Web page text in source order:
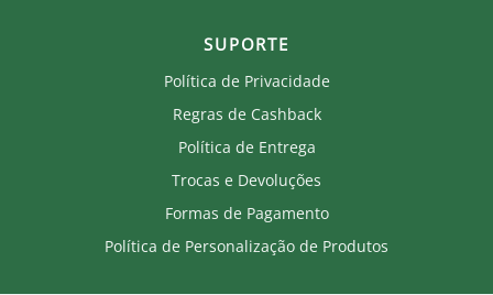
SUPORTE
Política de Privacidade
Regras de Cashback
Política de Entrega
Trocas e Devoluções
Formas de Pagamento
Política de Personalização de Produtos